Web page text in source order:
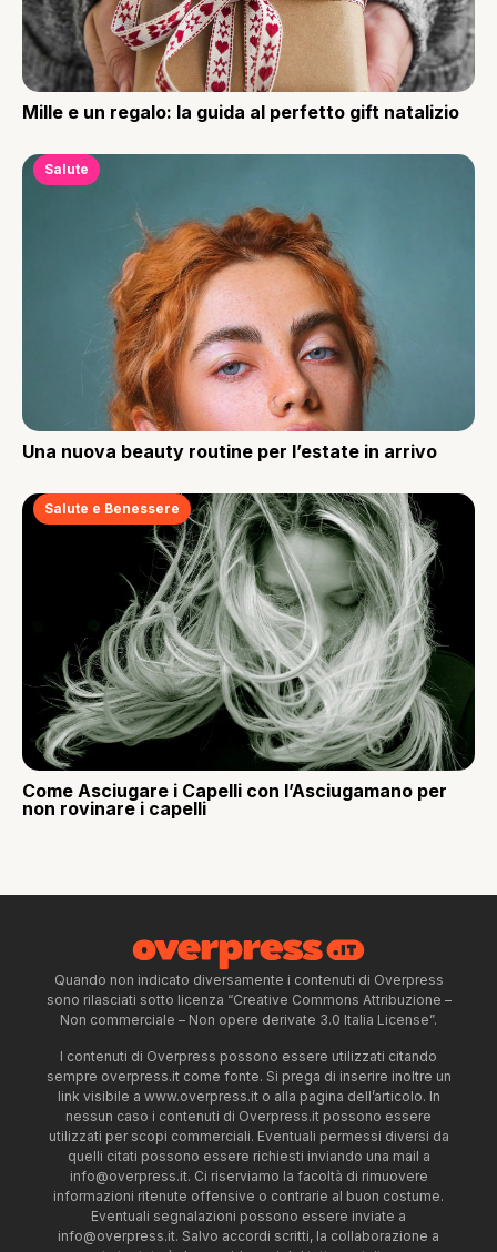
Mille e un regalo: la guida al perfetto gift natalizio
Salute
Una nuova beauty routine per l’estate in arrivo
Salute e Benessere
Come Asciugare i Capelli con l’Asciugamano per
non rovinare i capelli
Quando non indicato diversamente i contenuti di Overpress
sono rilasciati sotto licenza “Creative Commons Attribuzione –
Non commerciale – Non opere derivate 3.0 Italia License”.
I contenuti di Overpress possono essere utilizzati citando
sempre overpress.it come fonte. Si prega di inserire inoltre un
link visibile a www.overpress.it o alla pagina dell’articolo. In
nessun caso i contenuti di Overpress.it possono essere
utilizzati per scopi commerciali. Eventuali permessi diversi da
quelli citati possono essere richiesti inviando una mail a
info@overpress.it. Ci riserviamo la facoltà di rimuovere
informazioni ritenute offensive o contrarie al buon costume.
Eventuali segnalazioni possono essere inviate a
info@overpress.it. Salvo accordi scritti, la collaborazione a